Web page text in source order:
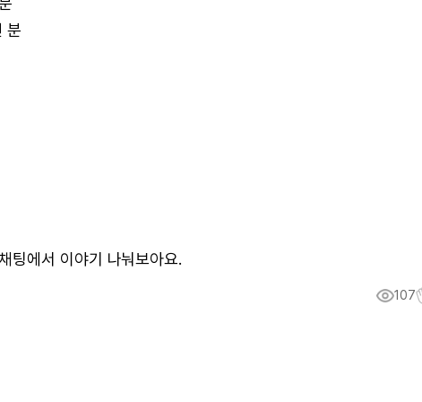
분
팅에서 이야기 나눠보아요.
107